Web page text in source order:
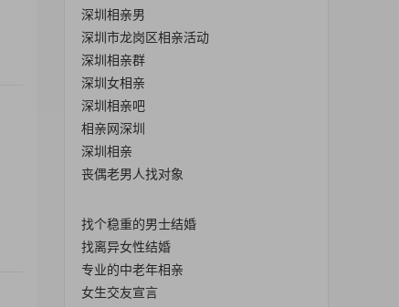
深圳相亲男
深圳市龙岗区相亲活动
深圳相亲群
深圳女相亲
深圳相亲吧
相亲网深圳
深圳相亲
丧偶老男人找对象
找个稳重的男士结婚
找离异女性结婚
专业的中老年相亲
女生交友宣言